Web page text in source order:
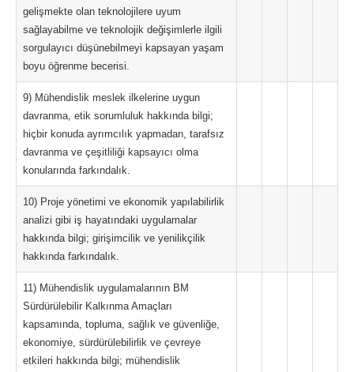
gelişmekte olan teknolojilere uyum
sağlayabilme ve teknolojik değişimlerle ilgili
sorgulayıcı düşünebilmeyi kapsayan yaşam
boyu öğrenme becerisi.
9) Mühendislik meslek ilkelerine uygun
davranma, etik sorumluluk hakkında bilgi;
hiçbir konuda ayrımcılık yapmadan, tarafsız
davranma ve çeşitliliği kapsayıcı olma
konularında farkındalık.
10) Proje yönetimi ve ekonomik yapılabilirlik
analizi gibi iş hayatındaki uygulamalar
hakkında bilgi; girişimcilik ve yenilikçilik
hakkında farkındalık.
11) Mühendislik uygulamalarının BM
Sürdürülebilir Kalkınma Amaçları
kapsamında, topluma, sağlık ve güvenliğe,
ekonomiye, sürdürülebilirlik ve çevreye
etkileri hakkında bilgi; mühendislik